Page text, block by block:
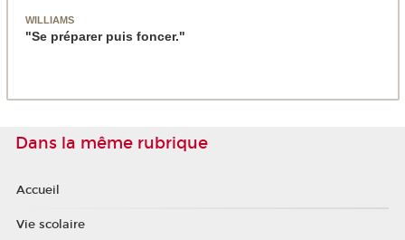
WILLIAMS
"Se préparer puis foncer."
Dans la même rubrique
Accueil
Vie scolaire